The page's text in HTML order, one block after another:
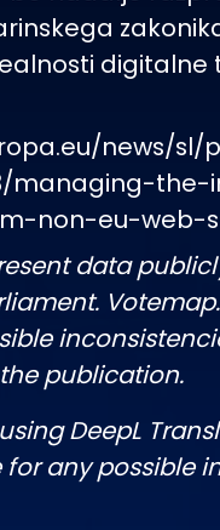
digitalne
news/sl/
managing-
non-eu-web-
data
publication.
DeepL
any possible